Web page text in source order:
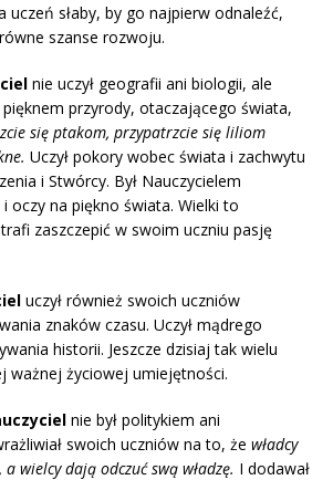
uczeń słaby, by go najpierw odnaleźć,
szanse rozwoju.
nie uczył geografii ani biologii, ale
pięknem przyrody, otaczającego świata,
się ptakom, przypatrzcie się liliom
Uczył pokory wobec świata i zachwytu
i Stwórcy. Był Nauczycielem
oczy na piękno świata. Wielki to
zaszczepić w swoim uczniu pasję
uczył również swoich uczniów
znaków czasu. Uczył mądrego
historii. Jeszcze dzisiaj tak wielu
ważnej życiowej umiejętności.
nie był politykiem ani
swoich uczniów na to, że władcy
wielcy dają odczuć swą władzę. I dodawał